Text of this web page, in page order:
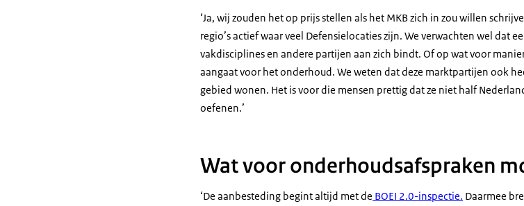
‘Ja, wij zouden het op prijs stellen als het MKB zich in zou willen
regio’s actief waar veel Defensielocaties zijn. We verwachten wel dat
vakdisciplines en andere partijen aan zich bindt. Of op wat voor
aangaat voor het onderhoud. We weten dat deze marktpartijen ook
gebied wonen. Het is voor die mensen prettig dat ze niet half
oefenen.’
Wat voor onderhoudsafspraken
‘De aanbesteding begint altijd met de BOEI 2.0-inspectie. Daarmee